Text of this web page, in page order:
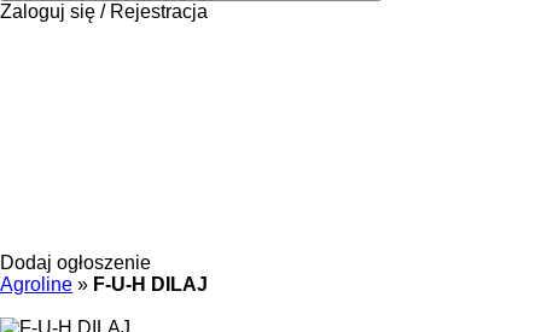
Zaloguj się / Rejestracja
Dodaj ogłoszenie
Agroline » F-U-H DILAJ